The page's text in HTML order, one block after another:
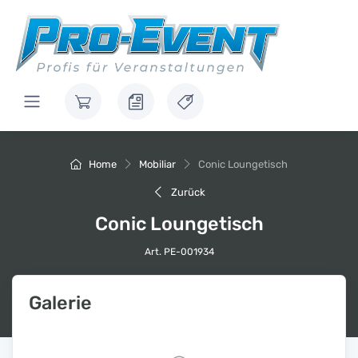
Home Mobiliar Conic Loungetisch
Zurück
Conic Loungetisch
Art. PE-001934
Galerie